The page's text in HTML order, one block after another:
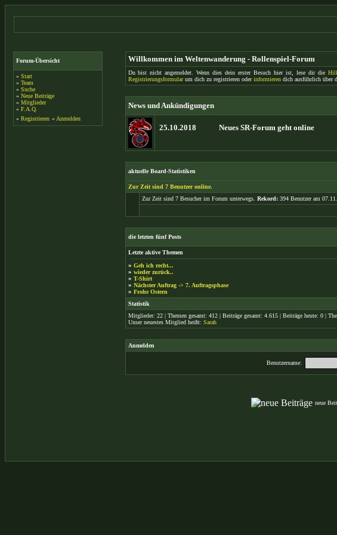
Forum-Übersicht
» Start
» Team
» Suche
» Neue Beiträge
» Mitglieder
» F.A.Q.
» Registrieren » Anmelden
Willkommen im Weltenwanderung - Rollenspiel-Forum
Du bist nicht angemeldet. Wenn dies dein erster Besuch hier ist, lese dir die
Registrierungsformularum dich zu registrieren oderinformierendich ausführlich über
News und Ankündigungen
25.10.2018 Neues SR-Forum geht online
aktuelle Board-Statistiken
Zur Zeit sind 7 Benutzer online.
Zur Zeit sind 7 Besucher im Forum unterwegs. Rekord:394 Benutzer am
die letzten fünf Posts
Letzte aktive Themen
» Geh ich recht...
» wieder zurück..
» T-Shirt
» Nächster Auftrag -> 7. Auftragsphase
» Frohe Ostern
Statistik
Mitglieder: 22 | Themen gesamt: 412 | Beiträge gesamt: 4.615 | Beiträge heute: 0 |
Unser neuestes Mitglied heißt: Sarah
Anmelden
Benutzername:
neue